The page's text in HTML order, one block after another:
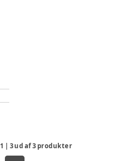
1 | 3ud af3 produkter